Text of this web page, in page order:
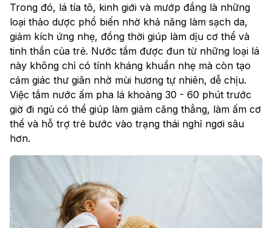
Trong đó, lá tía tô, kinh giới và mướp đắng là những
loại thảo dược phổ biến nhờ khả năng làm sạch da,
giảm kích ứng nhẹ, đồng thời giúp làm dịu cơ thể và
tinh thần của trẻ. Nước tắm được đun từ những loại lá
này không chỉ có tính kháng khuẩn nhẹ mà còn tạo
cảm giác thư giãn nhờ mùi hương tự nhiên, dễ chịu.
Việc tắm nước ấm pha lá khoảng 30 - 60 phút trước
giờ đi ngủ có thể giúp làm giảm căng thẳng, làm ấm cơ
thể và hỗ trợ trẻ bước vào trạng thái nghỉ ngơi sâu
hơn.